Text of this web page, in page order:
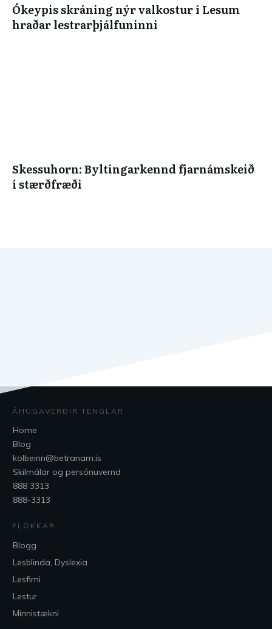
Ókeypis skráning nýr valkostur í Lesum
hraðar lestrarþjálfuninni
Skessuhorn: Byltingarkennd fjarnámskeið
í stærðfræði
ÁHUGAVERÐIR TENGLAR
Home
Blog
kolbeinn@betranam.is
Skilmálar og persónuvernd
888 3313
888-3313
FLOKKAR
Blogg
Lesblinda, Dyslexia
Lesfimi
Lestur
Minnistækni